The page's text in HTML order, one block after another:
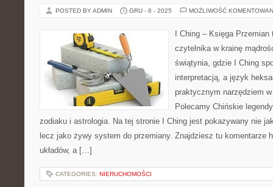
POSTED BY ADMIN GRU - 6 - 2025 MOŻLIWOŚĆ
I Ching – Księga
czytelnika w krainę
świątynia, gdzie I Ching
interpretacją, a język
praktycznym narzędziem
Polecamy Chińskie
zodiaku i astrologia. Na tej stronie I Ching jest pokazywany nie
lecz jako żywy system do przemiany. Znajdziesz tu komentarze
układów, a […]
CATEGORIES: NIERUCHOMOŚCI